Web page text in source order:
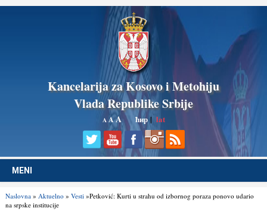
Kancelarija za Kosovo i Metohiju
Vlada Republike Srbije
A AA ћир|lat
MENI
Naslovna» Aktuelno» Vesti»Petković: Kurti u strahu od izbornog poraza ponovo udario
na srpske institucije